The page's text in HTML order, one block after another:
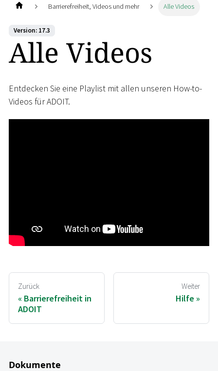
Barrierefreiheit, Videos und mehr Alle Videos
Version: 17.3
Alle Videos
Entdecken Sie eine Playlist mit allen unseren How-to-
Videos für ADOIT.
Zurück
Barrierefreiheit in
ADOIT
Weiter
Hilfe
Dokumente